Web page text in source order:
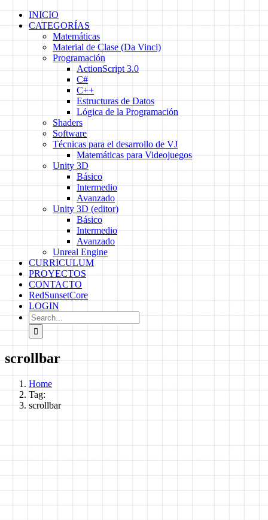
Skip
INICIO
CATEGORÍAS
Matemáticas
Material de Clase (Da Vinci)
Programación
ActionScript 3.0
C#
C++
Estructuras de Datos
Lógica de la Programación
Shaders
Software
Técnicas para el desarrollo de VJ
Matemáticas para Videojuegos
Unity 3D
Básico
Intermedio
Avanzado
Unity 3D (editor)
Básico
Intermedio
Avanzado
Unreal Engine
CURRICULUM
PROYECTOS
CONTACTO
RedSunsetCore
LOGIN
Search
for:
scrollbar
Home
Tag:
scrollbar